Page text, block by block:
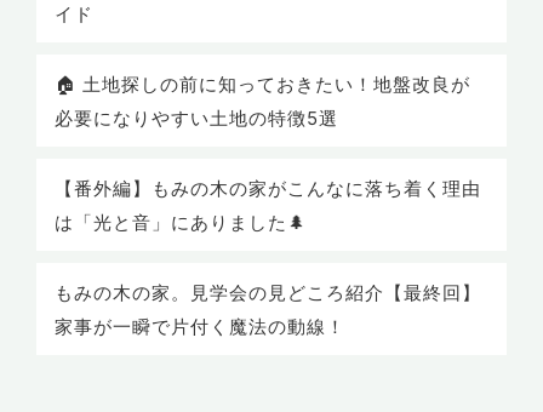
イド
🏠 土地探しの前に知っておきたい！地盤改良が
必要になりやすい土地の特徴5選
【番外編】もみの木の家がこんなに落ち着く理由
は「光と音」にありました🌲
もみの木の家。見学会の見どころ紹介【最終回】
家事が一瞬で片付く魔法の動線！